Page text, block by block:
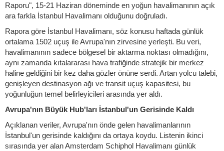
Raporu", 15-21 Haziran döneminde en yoğun havalimanının açık
ara farkla İstanbul Havalimanı olduğunu doğruladı.
Rapora göre İstanbul Havalimanı, söz konusu haftada günlük
ortalama 1502 uçuş ile Avrupa'nın zirvesine yerleşti. Bu veri,
havalimanının sadece bölgesel bir aktarma noktası olmadığını,
aynı zamanda kıtalararası hava trafiğinde stratejik bir merkez
haline geldiğini bir kez daha gözler önüne serdi. Artan yolcu talebi,
genişleyen destinasyon ağı ve transit uçuş kapasitesi, bu
yoğunluğun temel belirleyicileri arasında yer aldı.
Avrupa'nın Büyük Hub'ları İstanbul'un Gerisinde Kaldı
Açıklanan veriler, Avrupa'nın önde gelen havalimanlarının
İstanbul'un gerisinde kaldığını da ortaya koydu. Listenin ikinci
sırasında yer alan Amsterdam Schiphol Havalimanı günlük